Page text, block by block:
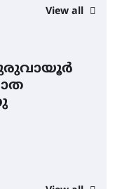
View all
ഡോക്ടറേറ്റ്